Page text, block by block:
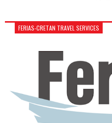
FERIAS-CRETAN TRAVEL SERVICES